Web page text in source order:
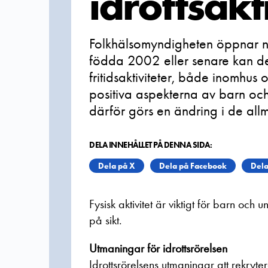
Folkhälsomyndigheten öppnar
födda 2002 eller senare kan
fritidsaktiviteter, både inomhus
positiva aspekterna av barn
därför görs en ändring i de
DELA INNEHÅLLET PÅ DENNA SIDA:
Dela på X
Dela på Facebook
Fysisk aktivitet är viktigt för barn och
på sikt.
Utmaningar för idrottsrörelsen
Idrottsrörelsens utmaningar att